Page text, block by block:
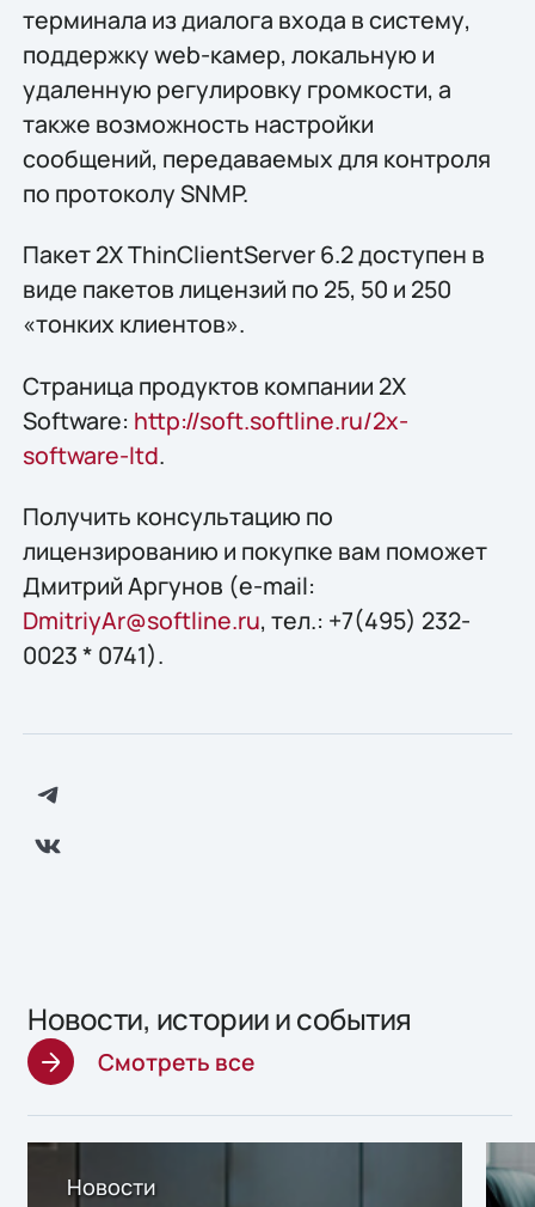
терминала из диалога входа в систему,
поддержку web-камер, локальную и
удаленную регулировку громкости, а
также возможность настройки
сообщений, передаваемых для контроля
по протоколу SNMP.
Пакет 2X ThinClientServer 6.2 доступен в
виде пакетов лицензий по 25, 50 и 250
«тонких клиентов».
Страница продуктов компании 2X
Software: http://soft.softline.ru/2x-
software-ltd.
Получить конcультацию по
лицензированию и покупке вам поможет
Дмитрий Аргунов (e-mail:
DmitriyAr@softline.ru, тел.: +7(495) 232-
0023 * 0741).
Новости, истории и события
Смотреть все
Новости